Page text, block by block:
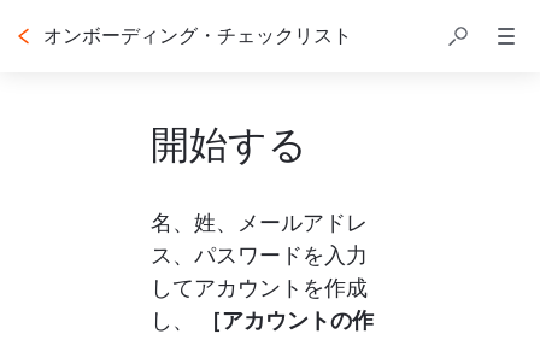
オンボーディング・チェックリスト
開始する
名、姓、メールアドレ
ス、パスワードを入力
してアカウントを作成
し、
［アカウントの作